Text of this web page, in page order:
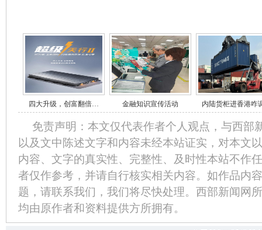
四大升级，创富翻倍… 金融知识宣传活动 内陆货柜进香港咋
免责声明：本文仅代表作者个人观点，与西部
以及文中陈述文字和内容未经本站证实，对本文
内容、文字的真实性、完整性、及时性本站不作
者仅作参考，并请自行核实相关内容。如作品内
题，请联系我们，我们将尽快处理。西部新闻网
均由原作者和资料提供方所拥有。